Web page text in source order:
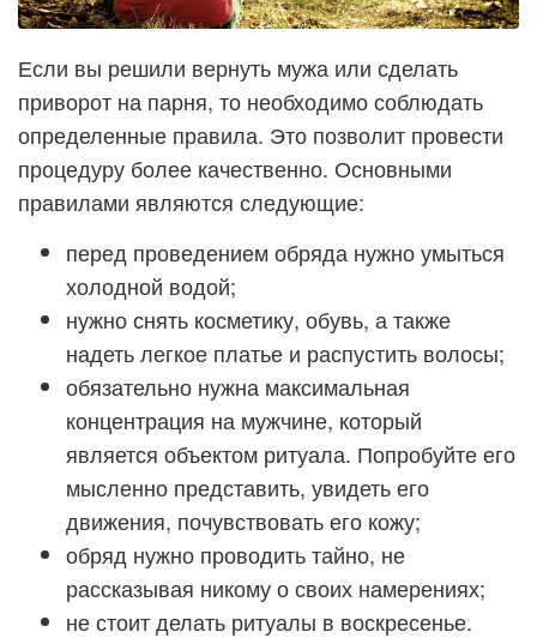
Если вы решили вернуть мужа или сделать
приворот на парня, то необходимо соблюдать
определенные правила. Это позволит провести
процедуру более качественно. Основными
правилами являются следующие:
перед проведением обряда нужно умыться
холодной водой;
нужно снять косметику, обувь, а также
надеть легкое платье и распустить волосы;
обязательно нужна максимальная
концентрация на мужчине, который
является объектом ритуала. Попробуйте его
мысленно представить, увидеть его
движения, почувствовать его кожу;
обряд нужно проводить тайно, не
рассказывая никому о своих намерениях;
не стоит делать ритуалы в воскресенье.